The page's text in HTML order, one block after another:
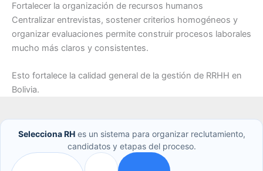
Fortalecer la organización de recursos humanos
Centralizar entrevistas, sostener criterios homogéneos y
organizar evaluaciones permite construir procesos laborales
mucho más claros y consistentes.
Esto fortalece la calidad general de la gestión de RRHH en
Bolivia.
Selecciona RHes un sistema para organizar reclutamiento,
candidatos y etapas del proceso.